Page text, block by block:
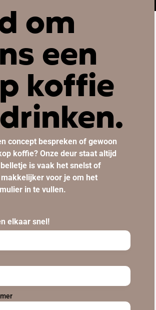
om
een
koffie
concept bespreken of gewoon
koffie? Onze deur staat altijd
is vaak het snelst of
voor je om het
in te vullen.
elkaar snel!